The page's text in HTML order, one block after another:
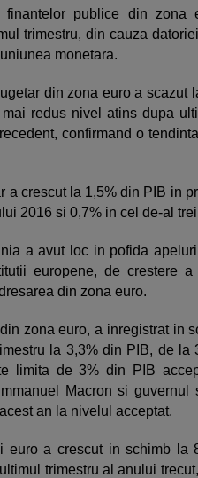
finantelor publice din zona
trimestru, din cauza
monetara.
din zona euro a scazut
redus nivel atins dupa
confirmand o
a crescut la 1,5% din PIB in
2016 si 0,7% in cel de-al
a avut loc in pofida
europene, de crestere
din zona euro.
zona euro, a inregistrat in
la 3,3% din PIB, de la
limita de 3% din PIB
Macron si guvernul
an la nivelul acceptat.
euro a crescut in schimb la
trimestru al anului